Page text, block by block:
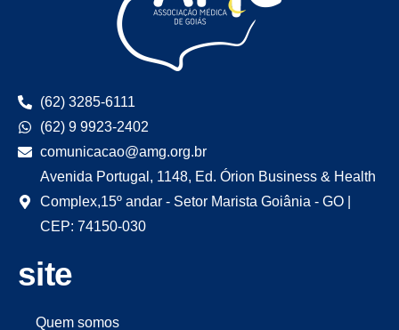
(62) 3285-6111
(62) 9 9923-2402
comunicacao@amg.org.br
Avenida Portugal, 1148, Ed. Órion Business & Health
Complex,15º andar - Setor Marista Goiânia - GO |
CEP: 74150-030
site
Quem somos